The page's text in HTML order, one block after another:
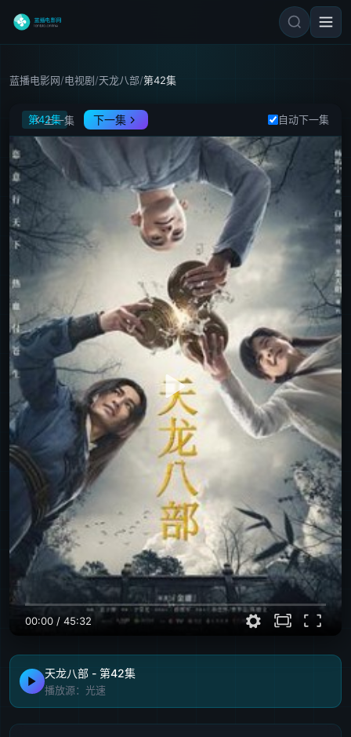
蓝播电影网/电视剧/天龙八部/第42集
天龙八部
第42集
上一集 下一集 自动下一集
00:00 / 45:32
天龙八部 - 第42集
播放源：光速